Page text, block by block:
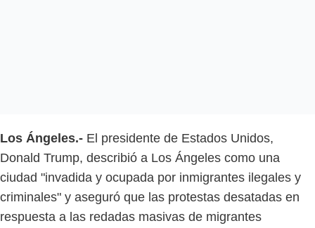
Los Ángeles.- El presidente de Estados Unidos,
Donald Trump, describió a Los Ángeles como una
ciudad "invadida y ocupada por inmigrantes ilegales y
criminales" y aseguró que las protestas desatadas en
respuesta a las redadas masivas de migrantes